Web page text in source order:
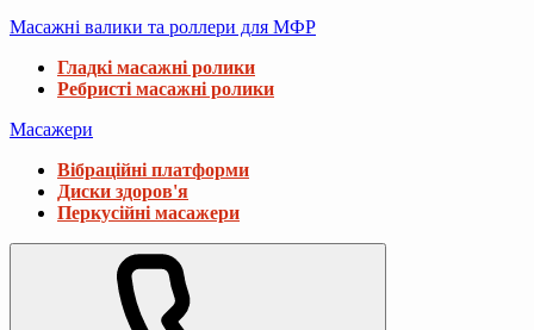
Масажні валики та роллери для МФР
Гладкі масажні ролики
Ребристі масажні ролики
Масажери
Вібраційні платформи
Диски здоров'я
Перкусійні масажери